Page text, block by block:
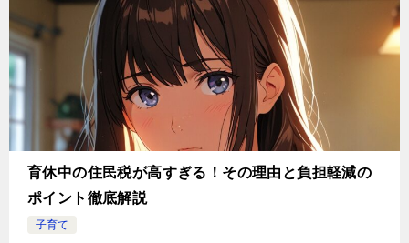
育休中の住民税が高すぎる！その理由と負担軽減の
ポイント徹底解説
子育て